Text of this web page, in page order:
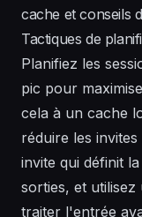
cache et conseils
Tactiques de
Planifiez les
pic pour
cela à un cache
réduire les
invite qui définit
sorties, et
traiter l'entrée